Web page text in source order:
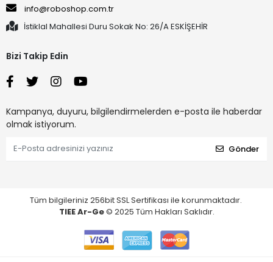
info@roboshop.com.tr
İstiklal Mahallesi Duru Sokak No: 26/A ESKİŞEHİR
Bizi Takip Edin
Kampanya, duyuru, bilgilendirmelerden e-posta ile haberdar
olmak istiyorum.
Gönder
Tüm bilgileriniz 256bit SSL Sertifikası ile korunmaktadır.
TIEE Ar-Ge© 2025 Tüm Hakları Saklıdır.